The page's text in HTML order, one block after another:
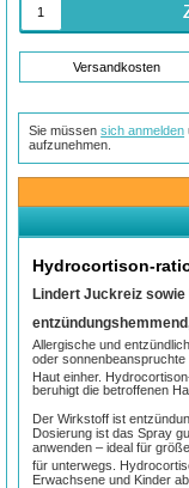
Versandkosten
Sie müssensich anmelden
aufzunehmen.
Hydrocortison-
Lindert Juckreiz
Allergische und
oder
Haut einher.
beruhigt die betroffenen
Der Wirkstoff ist
Dosierung ist das Spray
anwenden – ideal für
für unterwegs.
Erwachsene und Kinder